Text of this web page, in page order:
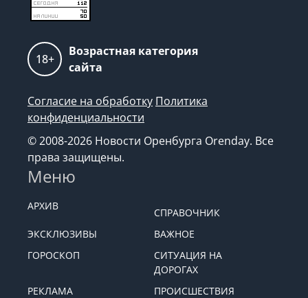
18+
Возрастная категория
сайта
Согласие на обработку Политика
конфиденциальности
© 2008-2026 Новости Оренбурга Orenday. Все
права защищены.
Меню
АРХИВ
СПРАВОЧНИК
ЭКСКЛЮЗИВЫ
ВАЖНОЕ
ГОРОСКОП
СИТУАЦИЯ НА
ДОРОГАХ
РЕКЛАМА
ПРОИСШЕСТВИЯ